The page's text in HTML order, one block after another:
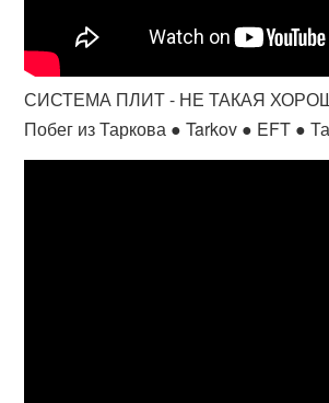
СИСТЕМА ПЛИТ - НЕ ТАКАЯ
Побег из Таркова ● Tarkov ● EFT ●